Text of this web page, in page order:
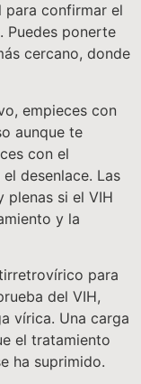
para confirmar el
Puedes ponerte
cercano, donde
empieces con
aunque te
con el
desenlace. Las
plenas si el VIH
y la
para
del VIH,
vírica. Una carga
el tratamiento
ha suprimido.